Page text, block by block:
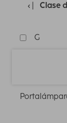
Clase
G